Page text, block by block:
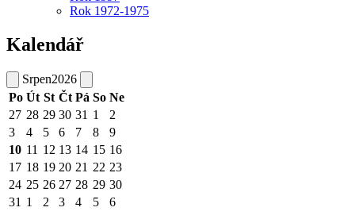
Rok 1972-1975
Kalendář
Srpen2026
Po Út St Čt Pá So Ne
27 28 29 30 31 1
2
3
4 5 6 7 8
9
10 11 12 13 14 15 16
17 18 19 20 21 22 23
24 25 26 27 28 29 30
31 1 2 3 4 5 6